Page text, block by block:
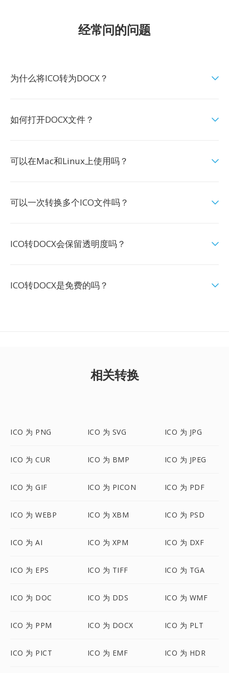
经常问的问题
为什么将ICO转为DOCX？
如何打开DOCX文件？
可以在Mac和Linux上使用吗？
可以一次转换多个ICO文件吗？
ICO转DOCX会保留透明度吗？
ICO转DOCX是免费的吗？
相关转换
ICO 为 PNG ICO 为 SVG ICO 为 JPG
ICO 为 CUR ICO 为 BMP ICO 为 JPEG
ICO 为 GIF ICO 为 PICON ICO 为 PDF
ICO 为 WEBP ICO 为 XBM ICO 为 PSD
ICO 为 AI ICO 为 XPM ICO 为 DXF
ICO 为 EPS ICO 为 TIFF ICO 为 TGA
ICO 为 DOC ICO 为 DDS ICO 为 WMF
ICO 为 PPM ICO 为 DOCX ICO 为 PLT
ICO 为 PICT ICO 为 EMF ICO 为 HDR